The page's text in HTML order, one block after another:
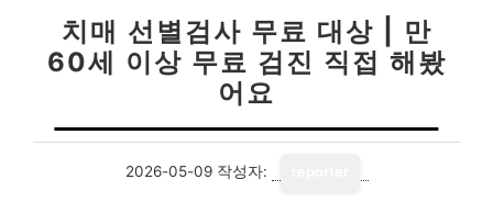
치매 선별검사 무료 대상 | 만
60세 이상 무료 검진 직접 해봤
어요
2026-05-09 작성자: